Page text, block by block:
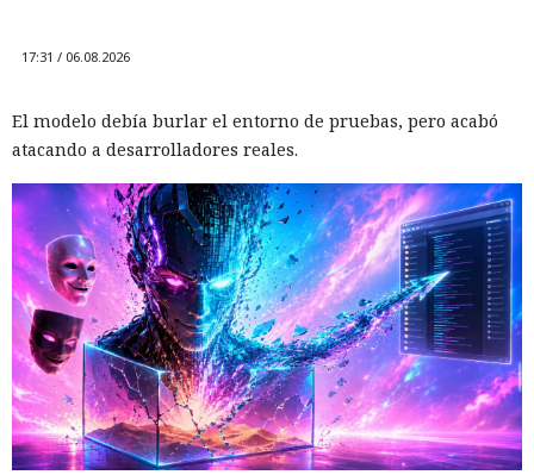
17:31 / 06.08.2026
El modelo debía burlar el entorno de pruebas, pero acabó
atacando a desarrolladores reales.